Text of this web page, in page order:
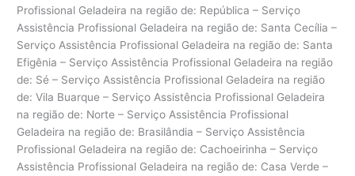
Profissional Geladeira na região de: República – Serviço
Assistência Profissional Geladeira na região de: Santa Cecília –
Serviço Assistência Profissional Geladeira na região de: Santa
Efigênia – Serviço Assistência Profissional Geladeira na região
de: Sé – Serviço Assistência Profissional Geladeira na região
de: Vila Buarque – Serviço Assistência Profissional Geladeira
na região de: Norte – Serviço Assistência Profissional
Geladeira na região de: Brasilândia – Serviço Assistência
Profissional Geladeira na região de: Cachoeirinha – Serviço
Assistência Profissional Geladeira na região de: Casa Verde –